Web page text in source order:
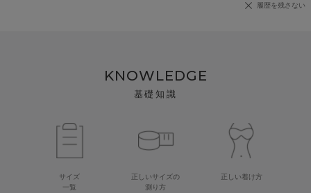
履歴を残さない
KNOWLEDGE
基礎知識
サイズ
一覧
正しいサイズの
測り方
正しい着け方